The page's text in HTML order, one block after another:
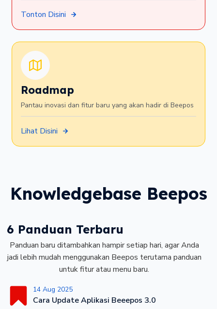
Tonton Disini
Roadmap
Pantau inovasi dan fitur baru yang akan hadir di Beepos
Lihat Disini
Knowledgebase Beepos
6 Panduan Terbaru
Panduan baru ditambahkan hampir setiap hari, agar Anda
jadi lebih mudah menggunakan Beepos terutama panduan
untuk fitur atau menu baru.
14 Aug 2025
Cara Update Aplikasi Beeepos 3.0